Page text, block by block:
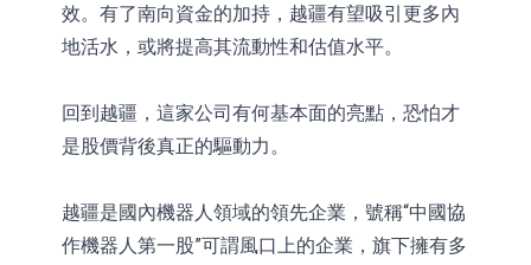
效。有了南向資金的加持，越疆有望吸引更多內
地活水，或將提高其流動性和估值水平。
回到越疆，這家公司有何基本面的亮點，恐怕才
是股價背後真正的驅動力。
越疆是國內機器人領域的領先企業，號稱“中國協
作機器人第一股”可謂風口上的企業，旗下擁有多